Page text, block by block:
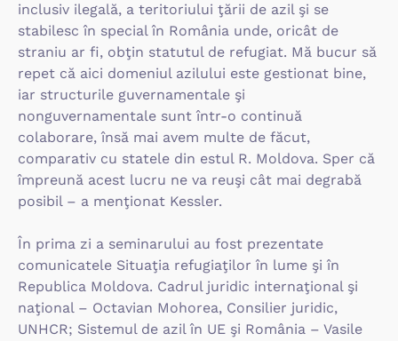
inclusiv ilegală, a teritoriului ţării de azil şi se
stabilesc în special în România unde, oricât de
straniu ar fi, obţin statutul de refugiat. Mă bucur să
repet că aici domeniul azilului este gestionat bine,
iar structurile guvernamentale şi
nonguvernamentale sunt într-o continuă
colaborare, însă mai avem multe de făcut,
comparativ cu statele din estul R. Moldova. Sper că
împreună acest lucru ne va reuşi cât mai degrabă
posibil – a menţionat Kessler.
În prima zi a seminarului au fost prezentate
comunicatele Situaţia refugiaţilor în lume şi în
Republica Moldova. Cadrul juridic internaţional şi
naţional – Octavian Mohorea, Consilier juridic,
UNHCR; Sistemul de azil în UE şi România – Vasile